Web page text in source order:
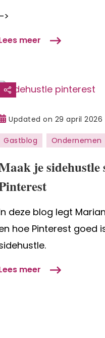
meer
Updated on 29 april 2026
Gastblog Ondernemen
je sidehustle
deze blog legt
hoe Pinterest goed
meer